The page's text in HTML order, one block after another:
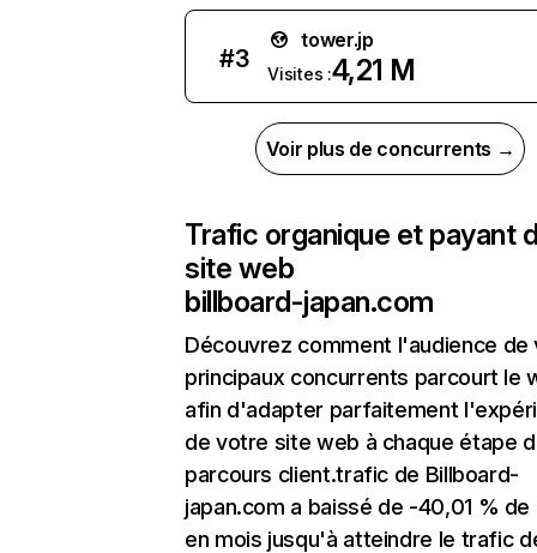
#3
tower.jp
Visites :4,21 M
Voir plus de concurrents →
Trafic organique et payant
site web
billboard-japan.com
Découvrez comment l'audience de
principaux concurrents parcourt le
afin d'adapter parfaitement
de votre site web à chaque étape
parcours client.trafic de Billboard-
japan.com a baissé de -40,01 % de
en mois jusqu'à atteindre le trafic